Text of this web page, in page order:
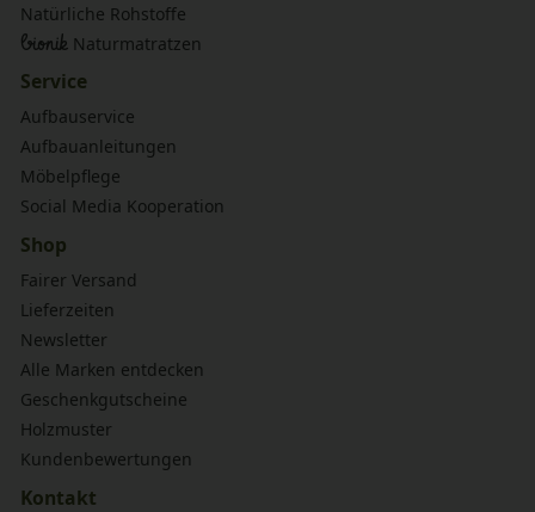
Natürliche Rohstoffe
bionik Naturmatratzen
Service
Aufbauservice
Aufbauanleitungen
Möbelpflege
Social Media Kooperation
Shop
Fairer Versand
Lieferzeiten
Newsletter
Alle Marken entdecken
Geschenkgutscheine
Holzmuster
Kundenbewertungen
Kontakt